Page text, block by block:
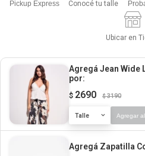
Pickup Express Conocé tu talle
Ubicar en
Agregá Jean Wide
por:
$ 2690 $ 3190
Talle Agregar
Agregá Zapatilla